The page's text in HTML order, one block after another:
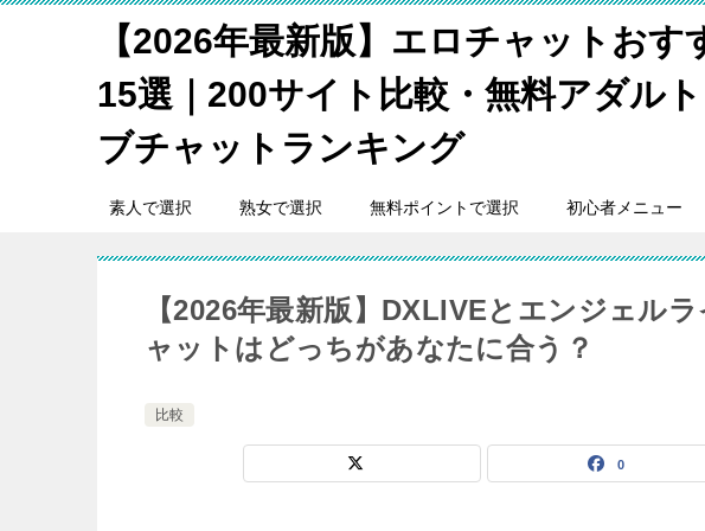
【2026年最新版】エロチャットおす
15選｜200サイト比較・無料アダル
ブチャットランキング
素人で選択 熟女で選択 無料ポイントで選択 初心者メニュー
【2026年最新版】DXLIVEとエンジェル
ャットはどっちがあなたに合う？
比較
0